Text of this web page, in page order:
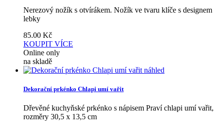
Nerezový nožík s otvírákem. Nožík ve tvaru klíče s designem
lebky
85.00 Kč
KOUPIT VÍCE
Online only
na skladě
náhled
Dekorační prkénko Chlapi umí vařit
Dřevěné kuchyňské prkénko s nápisem Praví chlapi umí vařit,
rozměry 30,5 x 13,5 cm